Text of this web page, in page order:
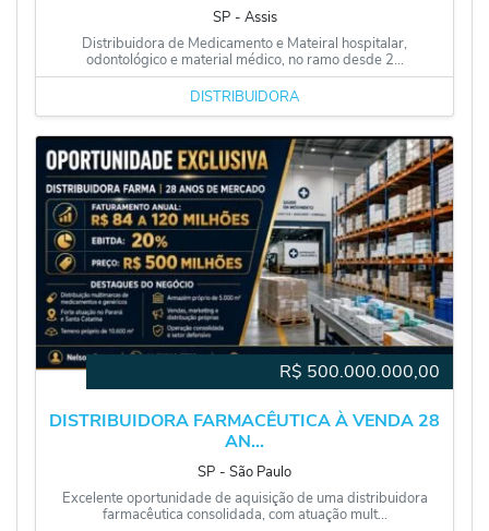
SP ‐ Assis
Distribuidora de Medicamento e Mateiral hospitalar,
odontológico e material médico, no ramo desde 2...
DISTRIBUIDORA
R$ 500.000.000,00
DISTRIBUIDORA FARMACÊUTICA À VENDA 28
AN...
SP ‐ São Paulo
Excelente oportunidade de aquisição de uma distribuidora
farmacêutica consolidada, com atuação mult...